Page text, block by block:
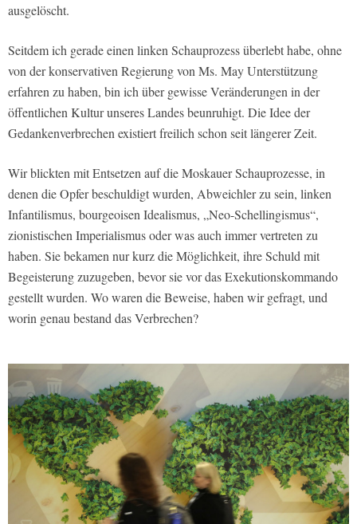
ausgelöscht.
Seitdem ich gerade einen linken Schauprozess überlebt habe, ohne
von der konservativen Regierung von Ms. May Unterstützung
erfahren zu haben, bin ich über gewisse Veränderungen in der
öffentlichen Kultur unseres Landes beunruhigt. Die Idee der
Gedankenverbrechen existiert freilich schon seit längerer Zeit.
Wir blickten mit Entsetzen auf die Moskauer Schauprozesse, in
denen die Opfer beschuldigt wurden, Abweichler zu sein, linken
Infantilismus, bourgeoisen Idealismus, „Neo-Schellingismus“,
zionistischen Imperialismus oder was auch immer vertreten zu
haben. Sie bekamen nur kurz die Möglichkeit, ihre Schuld mit
Begeisterung zuzugeben, bevor sie vor das Exekutionskommando
gestellt wurden. Wo waren die Beweise, haben wir gefragt, und
worin genau bestand das Verbrechen?